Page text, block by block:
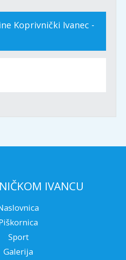
Koprivnički Ivanec -
IVANCU
Sport
Galerija